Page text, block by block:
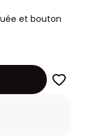
et bouton